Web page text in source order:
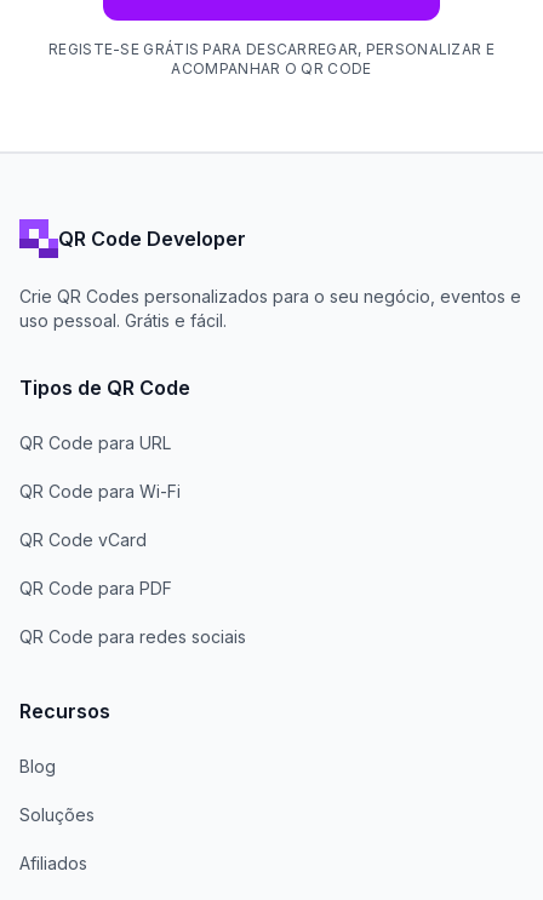
REGISTE-SE GRÁTIS PARA DESCARREGAR, PERSONALIZAR E
ACOMPANHAR O QR CODE
QR Code Developer
Crie QR Codes personalizados para o seu negócio, eventos e
uso pessoal. Grátis e fácil.
Tipos de QR Code
QR Code para URL
QR Code para Wi-Fi
QR Code vCard
QR Code para PDF
QR Code para redes sociais
Recursos
Blog
Soluções
Afiliados